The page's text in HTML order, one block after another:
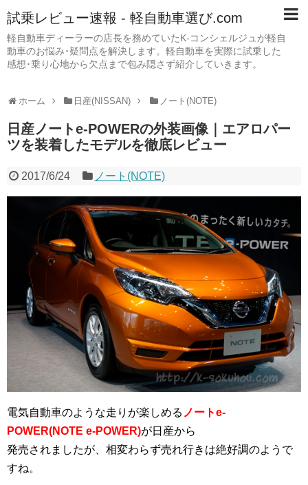
試乗レビュー速報 - 軽自動車選び.com
軽自動車ディーラーの店長を務めていたK-コンシェルジュが軽自
動車のお悩み･疑問点を解決します。軽自動車を実際に試乗した
感想･乗り心地から欠点まで包み隠さず紹介していきます。
ホーム 日産(NISSAN) ノート(NOTE)
日産ノートe-POWERの外装画像｜エアロパー
ツを装着したモデルを徹底レビュー
2017/6/24 ノート(NOTE)
電気自動車のような走りが楽しめる ノートe-
POWER(NOTE e-POWER)が日産から
発売されましたが、相変わらず売れ行きは絶好調のようで
すね。